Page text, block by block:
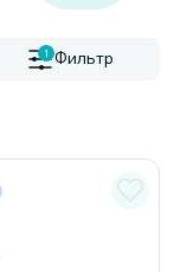
1 Фильтр